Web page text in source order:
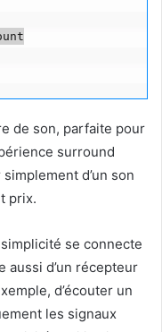
de son, parfaite pour
surround
d’un son
prix.
se connecte
aussi d’un récepteur
d’écouter un
les signaux